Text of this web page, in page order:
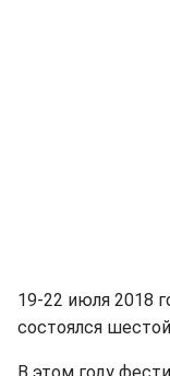
19-22 июля 2018
состоялся